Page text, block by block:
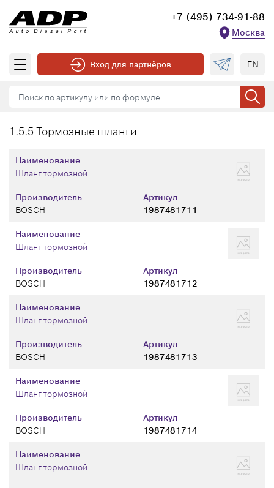
+7 (495) 734-91-88
Москва
Вход для партнёров EN
1.5.5 Тормозные шланги
Производитель
BOSCH
Артикул
1987481711
Наименование
Шланг тормозной
Производитель
BOSCH
Артикул
1987481712
Наименование
Шланг тормозной
Производитель
BOSCH
Артикул
1987481713
Наименование
Шланг тормозной
Производитель
BOSCH
Артикул
1987481714
Наименование
Шланг тормозной
Наименование
Шланг тормозной